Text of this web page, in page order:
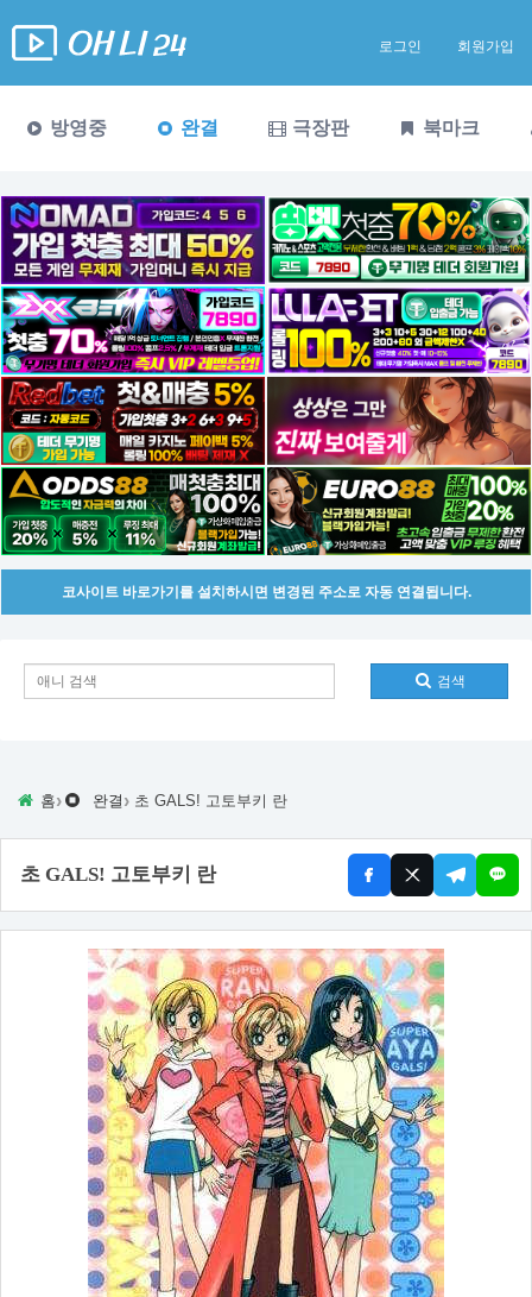
로그인 회원가입
방영중 완결 극장판 북마크
코사이트 바로가기를 설치하시면 변경된 주소로 자동 연결됩니다.
검색
홈› 완결 › 초 GALS! 고토부키 란
초 GALS! 고토부키 란